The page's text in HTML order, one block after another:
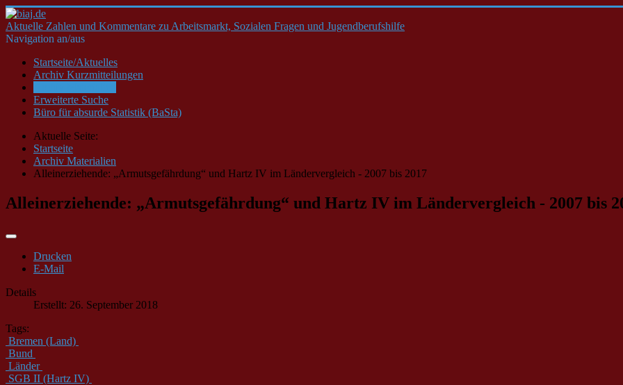
Aktuelle Zahlen und Kommentare zu Arbeitsmarkt, Sozialen Fragen und Jugendberufshilfe
Navigation an/aus
Startseite/Aktuelles
Archiv Kurzmitteilungen
Erweiterte Suche
Büro für absurde Statistik (BaSta)
Aktuelle Seite:
Startseite
Archiv Materialien
Alleinerziehende: „Armutsgefährdung“ und Hartz IV im Ländervergleich - 2007 bis 2017
Alleinerziehende: „Armutsgefährdung“ und Hartz IV im Ländervergleich - 2007 bis
Drucken
E-Mail
Details
Erstellt: 26. September 2018
Tags:
Bremen (Land)
Bund
Länder
SGB II (Hartz IV)